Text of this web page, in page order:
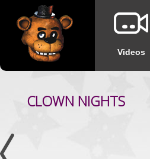
Videos
CLOWN NIGHTS